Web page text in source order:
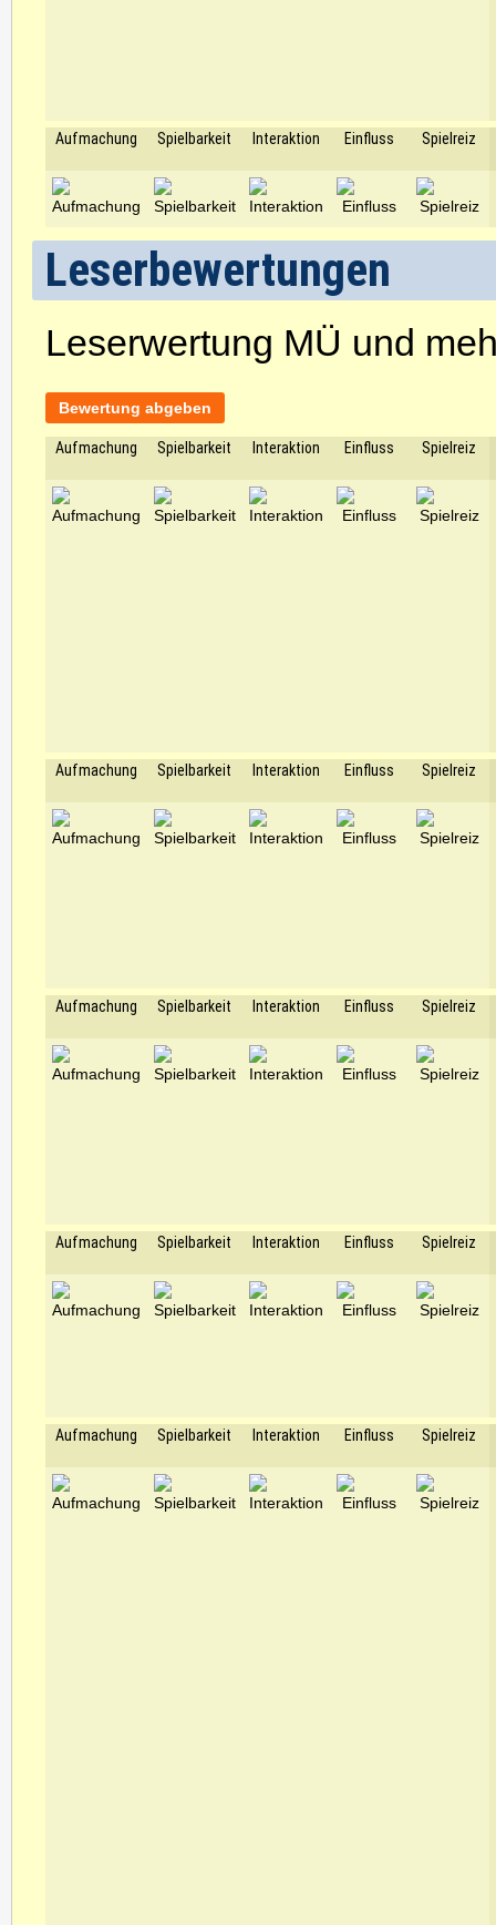
Aufmachung Spielbarkeit Interaktion Einfluss Spielreiz
Leserbewertungen
Leserwertung MÜ und
Bewertung abgeben
Aufmachung Spielbarkeit Interaktion Einfluss Spielreiz
Aufmachung Spielbarkeit Interaktion Einfluss Spielreiz
Aufmachung Spielbarkeit Interaktion Einfluss Spielreiz
Aufmachung Spielbarkeit Interaktion Einfluss Spielreiz
Aufmachung Spielbarkeit Interaktion Einfluss Spielreiz